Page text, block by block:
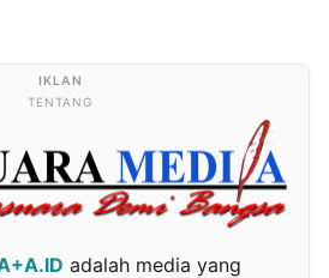
TENTANG
adalah media yang